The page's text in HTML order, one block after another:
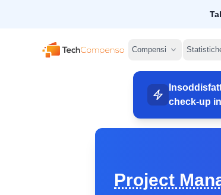
TechCompenso
Compensi
check-up
Project